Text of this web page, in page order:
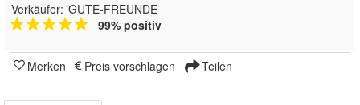
Verkäufer: GUTE-FREUNDE
99% positiv
Merken Preis vorschlagen Teilen